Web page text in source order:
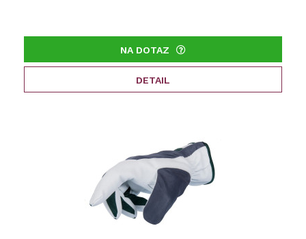
NA DOTAZ
DETAIL